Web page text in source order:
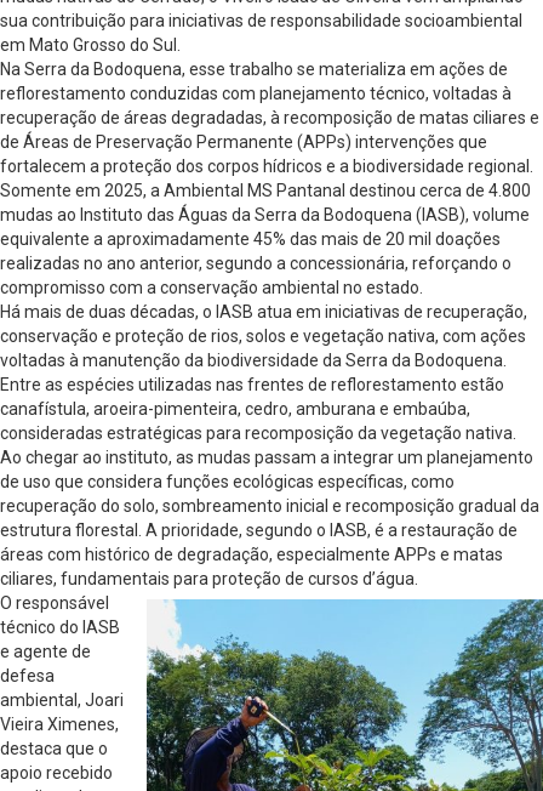
sua contribuição para iniciativas de responsabilidade socioambiental
em Mato Grosso do Sul.
Na Serra da Bodoquena, esse trabalho se materializa em ações de
reflorestamento conduzidas com planejamento técnico, voltadas à
recuperação de áreas degradadas, à recomposição de matas ciliares e
de Áreas de Preservação Permanente (APPs) intervenções que
fortalecem a proteção dos corpos hídricos e a biodiversidade regional.
Somente em 2025, a Ambiental MS Pantanal destinou cerca de 4.800
mudas ao Instituto das Águas da Serra da Bodoquena (IASB), volume
equivalente a aproximadamente 45% das mais de 20 mil doações
realizadas no ano anterior, segundo a concessionária, reforçando o
compromisso com a conservação ambiental no estado.
Há mais de duas décadas, o IASB atua em iniciativas de recuperação,
conservação e proteção de rios, solos e vegetação nativa, com ações
voltadas à manutenção da biodiversidade da Serra da Bodoquena.
Entre as espécies utilizadas nas frentes de reflorestamento estão
canafístula, aroeira-pimenteira, cedro, amburana e embaúba,
consideradas estratégicas para recomposição da vegetação nativa.
Ao chegar ao instituto, as mudas passam a integrar um planejamento
de uso que considera funções ecológicas específicas, como
recuperação do solo, sombreamento inicial e recomposição gradual da
estrutura florestal. A prioridade, segundo o IASB, é a restauração de
áreas com histórico de degradação, especialmente APPs e matas
ciliares, fundamentais para proteção de cursos d’água.
O responsável
técnico do IASB
e agente de
defesa
ambiental, Joari
Vieira Ximenes,
destaca que o
apoio recebido